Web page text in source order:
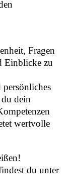
Fragen
Einblicke zu
persönliches
dein
wertvolle
du unter